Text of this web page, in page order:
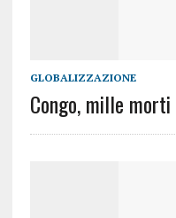
GLOBALIZZAZIONE
Congo, mille